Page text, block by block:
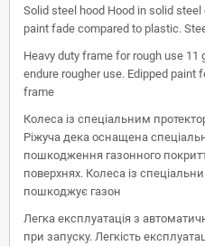
Solid steel hood Hood in solid
paint fade compared to plastic.
Heavy duty frame for rough use
endure rougher use. Edipped paint
frame
Колеса із спеціальним
Ріжуча дека оснащена
пошкодження газонного
поверхнях. Колеса із
пошкоджує газон
Легка експлуатація з
при запуску. Легкість